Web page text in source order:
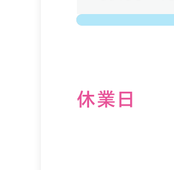
休業⽇